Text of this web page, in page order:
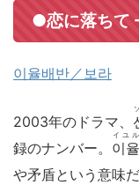
●恋に落ちて
이율배반／보라
2003年のドラマ、
録のナンバー。 이
イユ
や矛盾という意味